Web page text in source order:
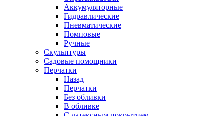
Аккумуляторные
Гидравлические
Пневматические
Помповые
Ручные
Скульптуры
Садовые помощники
Перчатки
Назад
Перчатки
Без обливки
В обливке